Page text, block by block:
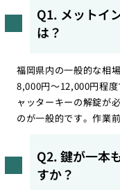
Q1. メットイ
は？
福岡県内の一般的な相
8,000円〜12,000円程
ャッターキーの解錠が
のが一般的です。作業
Q2. 鍵が一本
すか？